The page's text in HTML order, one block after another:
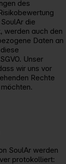
des
die
werden auch den
Daten an
Unser
wir uns vor
Rechte
SoulAr werden
protokolliert: